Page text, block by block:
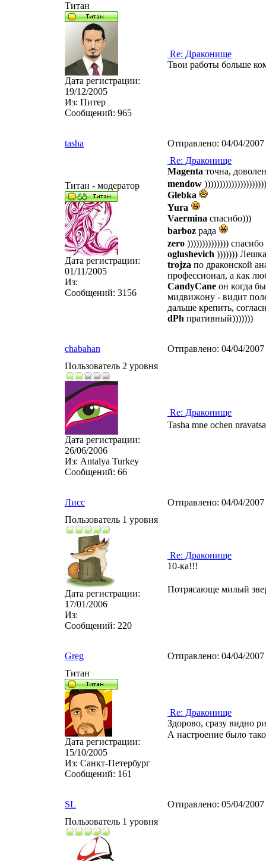
Титан
Дата регистрации:
19/12/2005
Из: Питер
Сообщений: 965
Re: Драконище
Твои работы больше
tasha Отправлено: 04/04/
Титан - модератор
Дата регистрации:
01/11/2005
Из:
Сообщений: 3156
Re: Драконище
Magenta точна,
mendow
Glebka
Yura
Vaermina спасибо)))
barboz рада
zero )))))))))))))) спасибо
oglushevich )))))))
trojza по драконской
профессионал, а как
CandyCane он когда
мидвижону - видит
дальше крепить,
dPh пративный)))))))
chabahan Отправлено: 04/04/
Пользователь 2 уровня
Дата регистрации:
26/06/2006
Из: Antalya Turkey
Сообщений: 66
Re: Драконище
Tasha mne ochen
Лисс Отправлено: 04/04/
Пользователь 1 уровня
Дата регистрации:
17/01/2006
Из:
Сообщений: 220
Re: Драконище
10-ка!!!
Потрясающе милый
Greg Отправлено: 04/04/
Титан
Дата регистрации:
15/10/2005
Из: Санкт-Петербург
Сообщений: 161
Re: Драконище
Здорово, сразу видно
А настроение было
SL Отправлено: 05/04/
Пользователь 1 уровня